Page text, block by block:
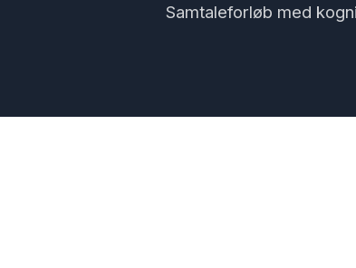
Samtaleforløb med